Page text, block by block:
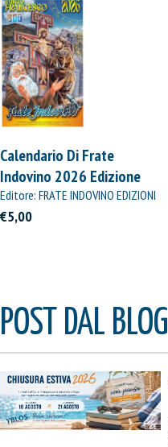
Calendario Di Frate
Indovino 2026 Edizione
Straordinaria
Editore: FRATE INDOVINO EDIZIONI
€5,00
POST DAL BLOG